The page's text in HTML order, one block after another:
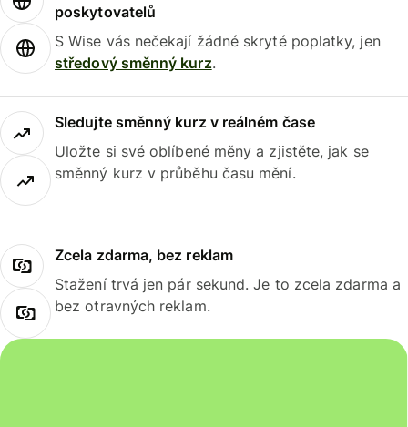
poskytovatelů
S Wise vás nečekají žádné skryté poplatky, jen
středový směnný kurz.
Sledujte směnný kurz v reálném čase
Uložte si své oblíbené měny a zjistěte, jak se
směnný kurz v průběhu času mění.
Zcela zdarma, bez reklam
Stažení trvá jen pár sekund. Je to zcela zdarma a
bez otravných reklam.